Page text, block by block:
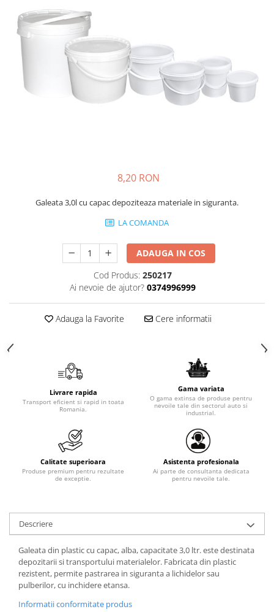
Protectie piele
Protectie vizuala
Vopsire
Sisteme si pahare PPS
Pahare de amestec
Curatare
8,20 RON
Galeata 3,0l cu capac depoziteaza materiale in siguranta.
LA COMANDA
ADAUGA IN COS
Cod Produs: 250217
Ai nevoie de ajutor? 0374996999
Adauga la Favorite Cere informatii
Livrare rapida
Transport eficient si rapid in toata
Romania.
Gama variata
O gama extinsa de produse pentru
nevoile tale din sectorul auto si
industrial.
Calitate superioara
Produse premium pentru rezultate
de exceptie.
Asistenta profesionala
Ai parte de consultanta dedicata
pentru nevoile tale.
Descriere
Galeata din plastic cu capac, alba, capacitate 3,0 ltr. este destinata
depozitarii si transportului materialelor. Fabricata din plastic
rezistent, permite pastrarea in siguranta a lichidelor sau
pulberilor, cu inchidere etansa.
Informatii conformitate produs